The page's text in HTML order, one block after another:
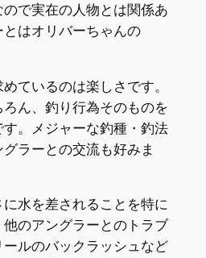
で実在の人物とは関係あ
はオリバーちゃんの
ているのは楽しさです。
ん、釣り行為そのものを
。メジャーな釣種・釣法
ラーとの交流も好みま
水を差されることを特に
のアングラーとのトラブ
ルのバックラッシュなど